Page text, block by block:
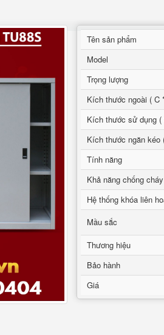
Tên sản phẩm
Model
Trọng lượng
Kích thước ngoài ( C
Kích thước sử dụng
Kích thước ngăn kéo
Tính năng
Khả năng chống cháy
Hệ thống khóa liên
Mầu sắc
Thương hiệu
Bảo hành
Giá